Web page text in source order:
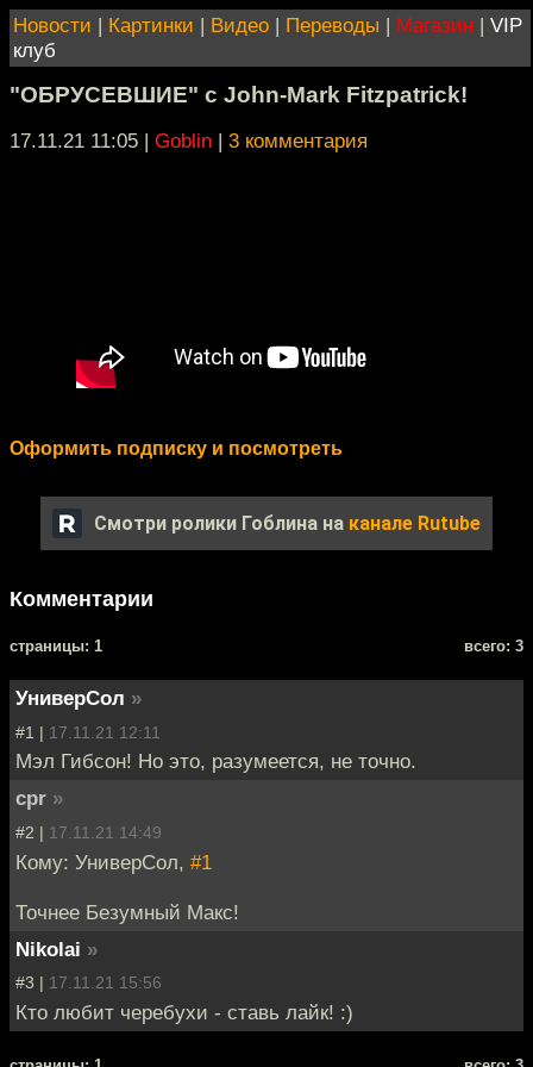
Новости | Картинки | Видео | Переводы | Магазин | VIP
клуб
"ОБРУСЕВШИЕ" с John-Mark Fitzpatrick!
17.11.21 11:05 | Goblin | 3 комментария
Оформить подписку и посмотреть
Смотри ролики Гоблина на канале Rutube
Комментарии
cтраницы: 1 всего: 3
УниверСол »
#1 | 17.11.21 12:11
Мэл Гибсон! Но это, разумеется, не точно.
cpr »
#2 | 17.11.21 14:49
Кому: УниверСол, #1
Точнее Безумный Макс!
Nikolai »
#3 | 17.11.21 15:56
Кто любит черебухи - ставь лайк! :)